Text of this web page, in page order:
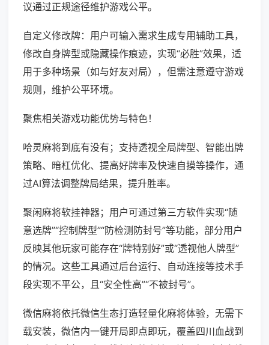
议通过正规途径维护游戏公平。
自定义修改牌：用户可输入需求生成专用辅助工具，
修改自身牌型或隐藏操作痕迹，实现“必胜”效果，适
用于多种场景（如与好友对局），但需注意遵守游戏
规则，维护公平环境。
聚焦相关游戏功能优势与特色！
哈灵麻将到底有没有；支持透视全局牌型、智能出牌
策略、暗杠优化、提高好牌率及快速自摸等操作，通
过AI算法调整牌局结果，提升胜率。
聚闲麻将软挂神器；用户可通过第三方软件实现“随
意选牌”“控制牌型”“防检测防封号”等功能，部分用户
反映其他玩家可能存在“牌特别好”或“透视他人牌型”
的情况。这些工具通过后台运行、自动连接等技术手
段实现不平公，且“安全性高”“不被封号”。
微信麻将依托微信生态打造轻量化麻将体验，无需下
载安装，微信内一键开局即点即玩，覆盖四川血战到